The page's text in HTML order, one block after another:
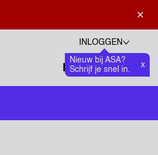
×
INLOGGEN
Nieuw bij ASA?
Schrijf je snel in.
x
Talen
Zoeken openen
0